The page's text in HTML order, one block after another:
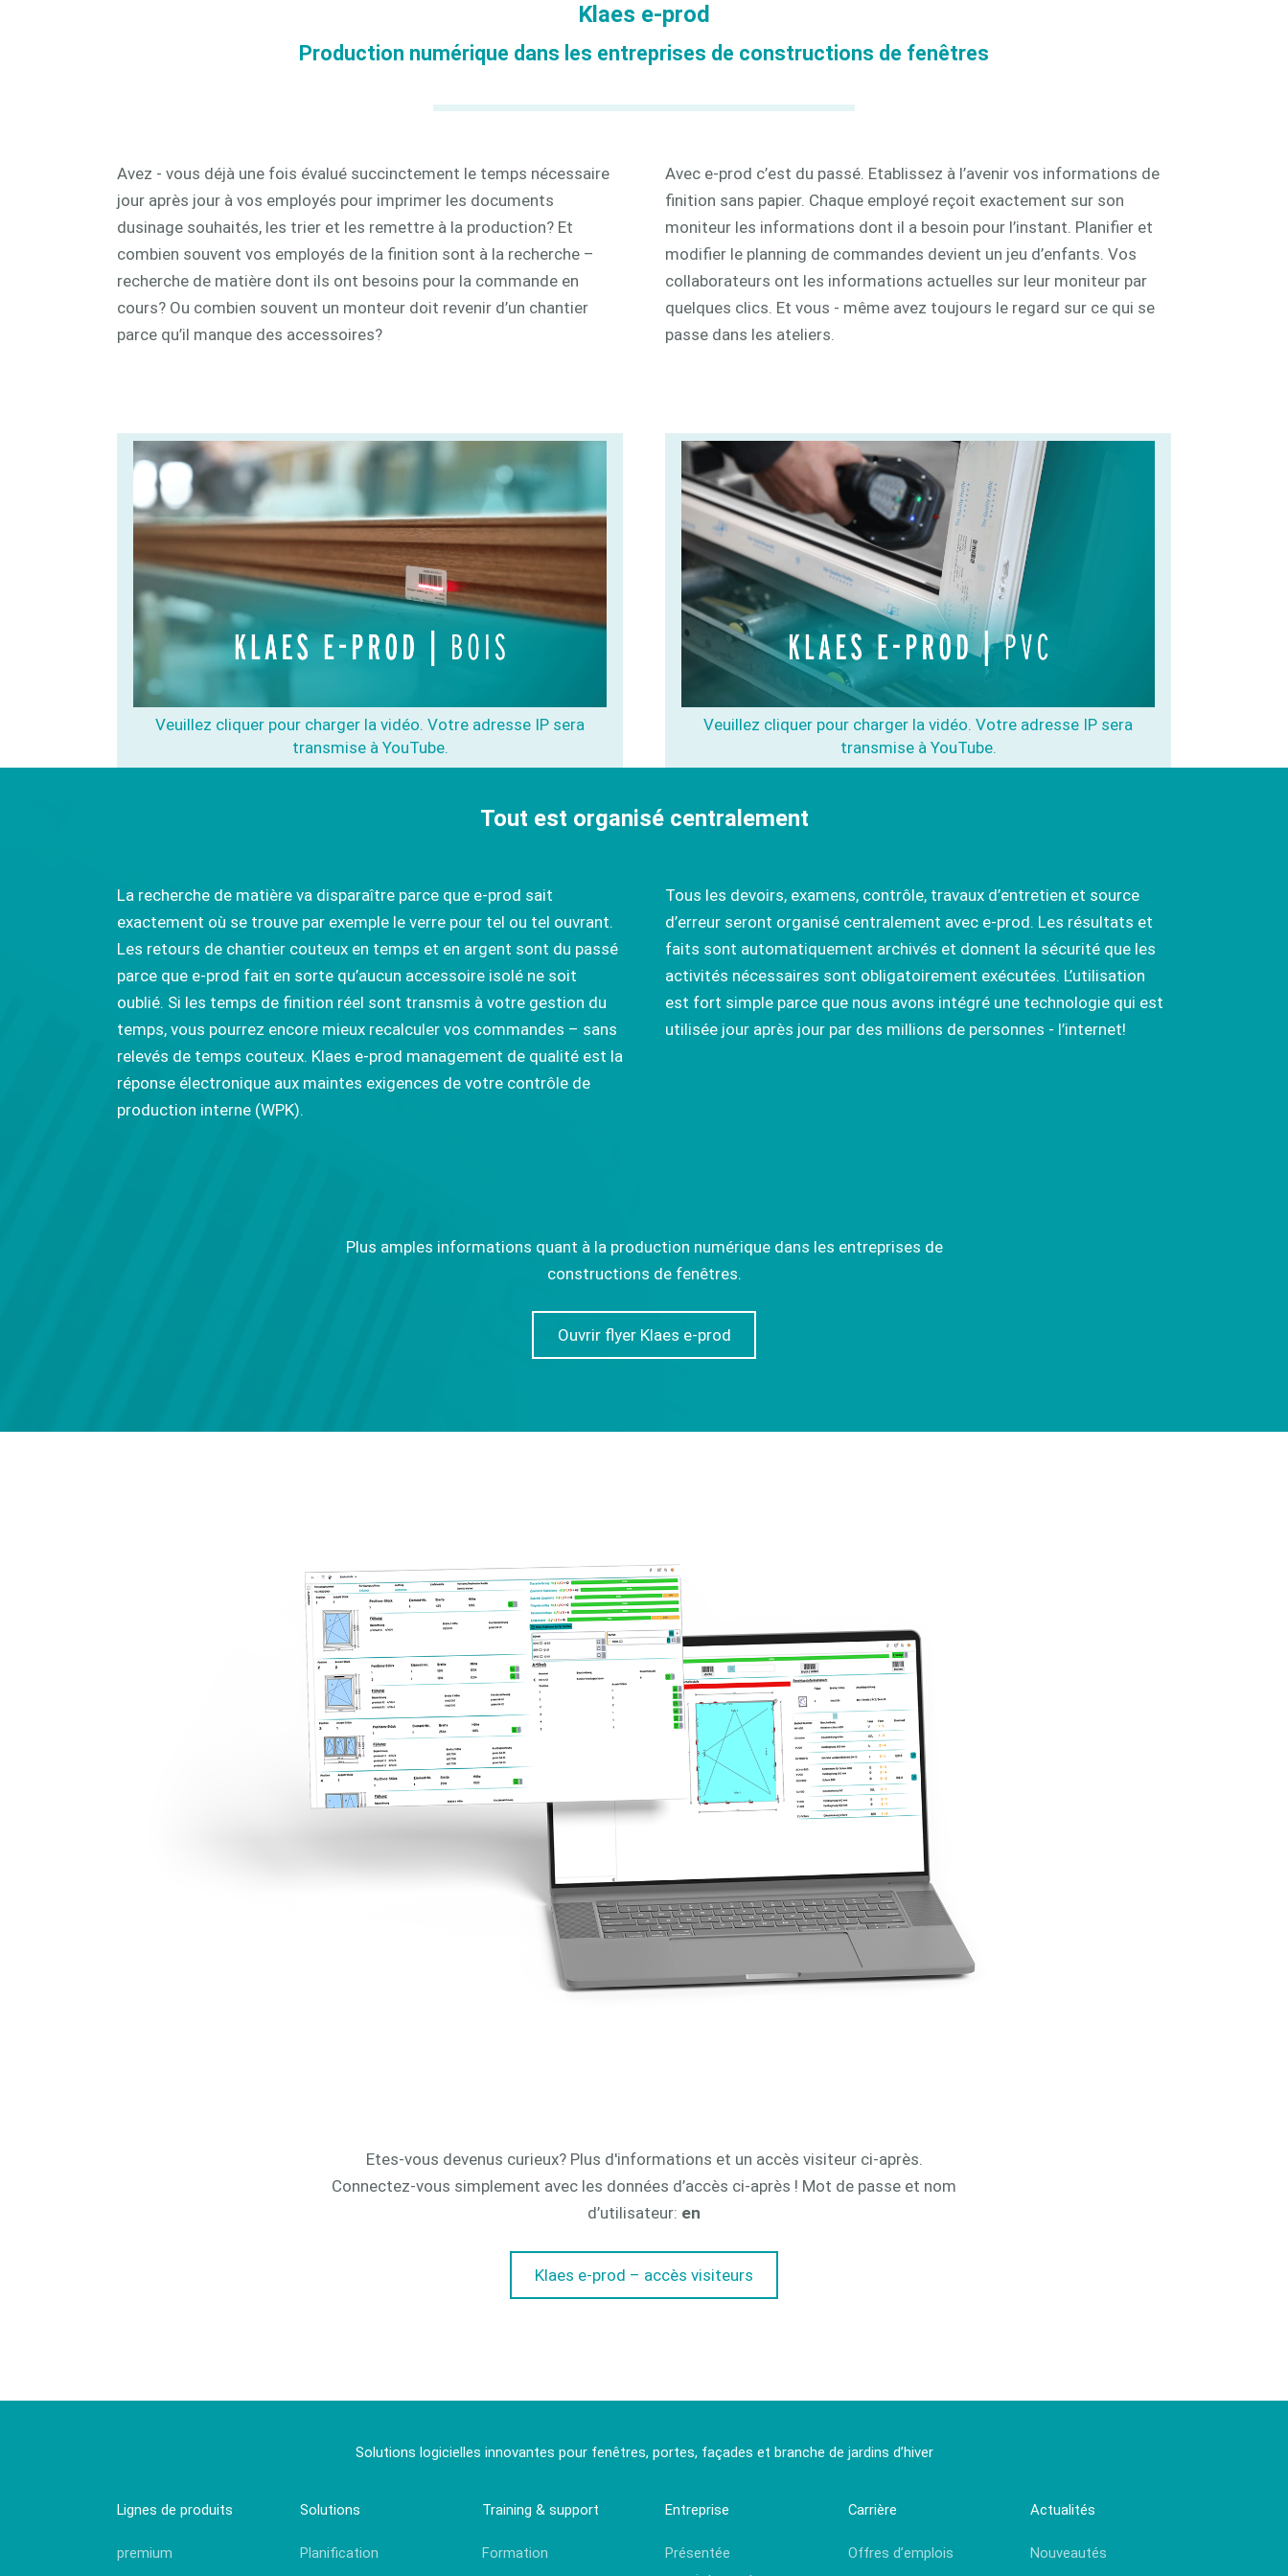
Klaes e-prod
Production numérique dans les entreprises de constructions de fenêtres
Avez - vous déjà une fois évalué succinctement le temps nécessaire
jour après jour à vos employés pour imprimer les documents
dusinage souhaités, les trier et les remettre à la production? Et
combien souvent vos employés de la finition sont à la recherche –
recherche de matière dont ils ont besoins pour la commande en
cours? Ou combien souvent un monteur doit revenir d’un chantier
parce qu’il manque des accessoires?
Avec e-prod c’est du passé. Etablissez à l’avenir vos informations de
finition sans papier. Chaque employé reçoit exactement sur son
moniteur les informations dont il a besoin pour l’instant. Planifier et
modifier le planning de commandes devient un jeu d’enfants. Vos
collaborateurs ont les informations actuelles sur leur moniteur par
quelques clics. Et vous - même avez toujours le regard sur ce qui se
passe dans les ateliers.
Veuillez cliquer pour charger la vidéo. Votre adresse IP sera
transmise à YouTube.
Veuillez cliquer pour charger la vidéo. Votre adresse IP sera
transmise à YouTube.
Tout est organisé centralement
La recherche de matière va disparaître parce que e-prod sait
exactement où se trouve par exemple le verre pour tel ou tel ouvrant.
Les retours de chantier couteux en temps et en argent sont du passé
parce que e-prod fait en sorte qu’aucun accessoire isolé ne soit
oublié. Si les temps de finition réel sont transmis à votre gestion du
temps, vous pourrez encore mieux recalculer vos commandes – sans
relevés de temps couteux. Klaes e-prod management de qualité est la
réponse électronique aux maintes exigences de votre contrôle de
production interne (WPK).
Tous les devoirs, examens, contrôle, travaux d’entretien et source
d’erreur seront organisé centralement avec e-prod. Les résultats et
faits sont automatiquement archivés et donnent la sécurité que les
activités nécessaires sont obligatoirement exécutées. L’utilisation
est fort simple parce que nous avons intégré une technologie qui est
utilisée jour après jour par des millions de personnes - l’internet!
Plus amples informations quant à la production numérique dans les entreprises de
constructions de fenêtres.
Ouvrir flyer Klaes e-prod
Etes-vous devenus curieux? Plus d'informations et un accès visiteur ci-après.
Connectez-vous simplement avec les données d’accès ci-après ! Mot de passe et nom
d’utilisateur: en
Klaes e-prod – accès visiteurs
Solutions logicielles innovantes pour fenêtres, portes, façades et branche de jardins d’hiver
Lignes de produits
premium
Solutions
Planification
Training & support
Formation
Entreprise
Présentée
Carrière
Offres d’emplois
Actualités
Nouveautés